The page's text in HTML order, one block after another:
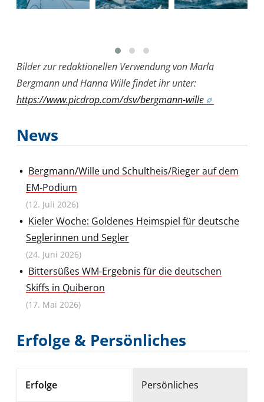
Willim
Julian
Richard
Schultheis
Fabian
Rieger
Meggendorfer
Andreas
Simon
Bilder zur redaktionellen Verwendung von Marla
Bergmann und Hanna Wille findet ihr unter:
https://www.picdrop.com/dsv/bergmann-wille
News
Bergmann/Wille und Schultheis/Rieger auf dem
EM-Podium
(12. Juli 2026)
Kieler Woche: Goldenes Heimspiel für deutsche
Seglerinnen und Segler
(24. Juni 2026)
Bittersüßes WM-Ergebnis für die deutschen
Skiffs in Quiberon
(17. Mai 2026)
Erfolge & Persönliches
Erfolge Persönliches